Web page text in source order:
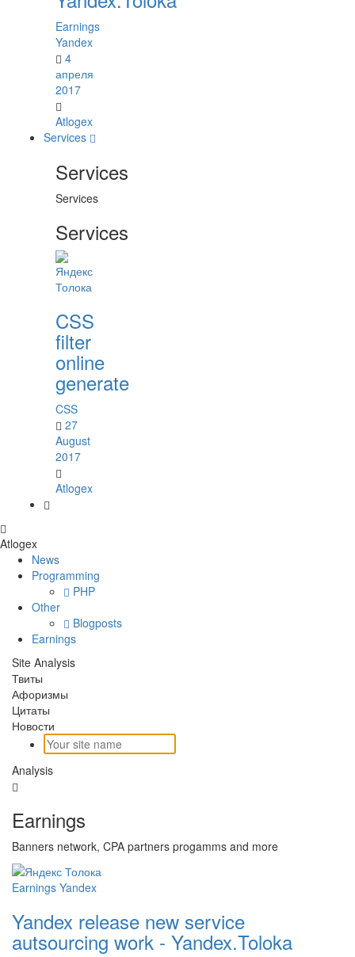
Earnings
Yandex
4
апреля
2017
Atlogex
Services
Services
Services
Services
CSS
filter
online
generate
CSS
27
August
2017
Atlogex
Atlogex
News
Programming
PHP
Other
Blogposts
Earnings
Site Analysis
Твиты
Афоризмы
Цитаты
Новости
Analysis
Earnings
Banners network, CPA partners progamms and more
Earnings Yandex
Yandex release new service
autsourcing work - Yandex.Toloka